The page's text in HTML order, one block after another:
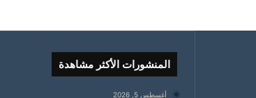
المنشورات الأكثر مشاهدة
أغسطس 5, 2026